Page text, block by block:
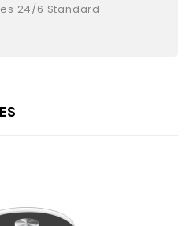
24/6 Standard